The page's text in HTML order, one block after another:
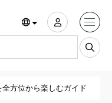
方位から楽しむガイド